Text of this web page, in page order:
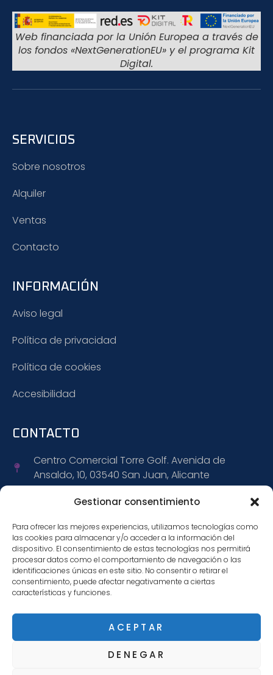
Gestionar consentimiento
Para ofrecer las mejores experiencias, utilizamos tecnologías como
las cookies para almacenar y/o acceder a la información del
dispositivo. El consentimiento de estas tecnologías nos permitirá
procesar datos como el comportamiento de navegación o las
identificaciones únicas en este sitio. No consentir o retirar el
consentimiento, puede afectar negativamente a ciertas
características y funciones.
ACEPTAR
DENEGAR
Web financiada por la Unión Europea a través de
los fondos «NextGenerationEU» y el programa Kit
Digital.
SERVICIOS
Sobre nosotros
Alquiler
Ventas
Contacto
INFORMACIÓN
Aviso legal
Política de privacidad
Política de cookies
Accesibilidad
CONTACTO
Centro Comercial Torre Golf. Avenida de
Ansaldo, 10, 03540 San Juan, Alicante
+34 965 152 309
+34 695 472 888
info@citiwagen.com
SÍGUENOS